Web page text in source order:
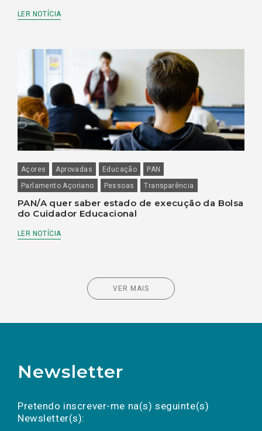
LER NOTÍCIA
Açores Aprovadas Educação
PAN
Parlamento Açoriano
Pessoas Transparência
PAN/A quer saber estado de execução da Bolsa
do Cuidador Educacional
LER NOTÍCIA
VER MAIS
Newsletter
Pretendo inscrever-me na(s) seguinte(s)
Newsletter(s):
a(s) newsletter(s).
mail